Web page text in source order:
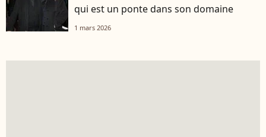
qui est un ponte dans son domaine
1 mars 2026